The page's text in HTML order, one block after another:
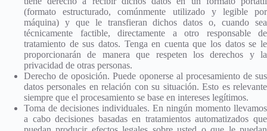
(formato estructurado, comúnmente utilizado y legible por
máquina) y que le transfieran dichos datos o, cuando sea
técnicamente factible, directamente a otro responsable de
tratamiento de sus datos. Tenga en cuenta que los datos se le
proporcionarán de manera que respeten los derechos y la
privacidad de otras personas.
Derecho de oposición. Puede oponerse al procesamiento de sus
datos personales en relación con su situación. Esto es relevante
siempre que el procesamiento se base en intereses legítimos.
Toma de decisiones individuales. En ningún momento llevamos
a cabo decisiones basadas en tratamientos automatizados que